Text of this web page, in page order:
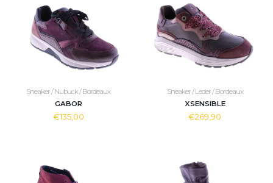
Sneaker / Nubuck / Bordeaux
GABOR
€135,00
Sneaker / Leder / Bordeaux
XSENSIBLE
€269,90